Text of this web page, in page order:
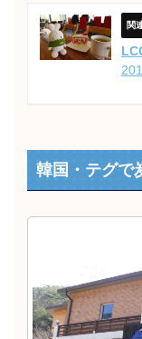
韓国・テグで